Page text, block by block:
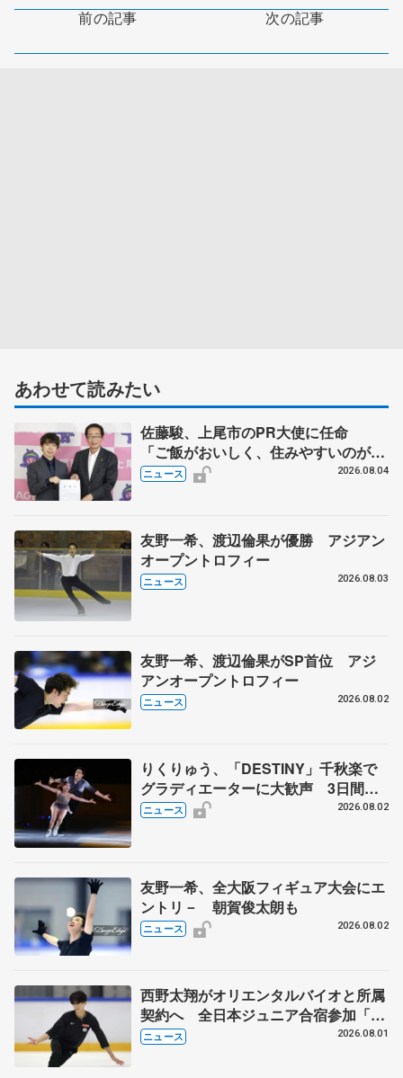
前の記事 次の記事
あわせて読みたい
佐藤駿、上尾市のPR大使に任命
「ご飯がおいしく、住みやすいのが魅
力」
ニュース 2026.08.04
友野一希、渡辺倫果が優勝 アジアン
オープントロフィー
ニュース 2026.08.03
友野一希、渡辺倫果がSP首位 アジ
アンオープントロフィー
ニュース 2026.08.02
りくりゅう、「DESTINY」千秋楽で
グラディエーターに大歓声 3日間の
計4公演で延べ約１万8千人動員、三浦
ニュース 2026.08.02
友野一希、全大阪フィギュア大会にエ
ントリ－ 朝賀俊太朗も
ニュース 2026.08.02
西野太翔がオリエンタルバイオと所属
契約へ 全日本ジュニア合宿参加「結
果残していかないと」 講師はジェー
ニュース 2026.08.01